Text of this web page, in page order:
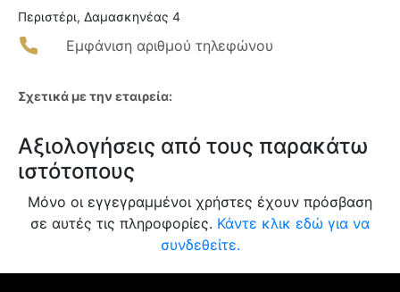
Περιστέρι, Δαμασκηνέας 4
Εμφάνιση αριθμού τηλεφώνου
Σχετικά με την εταιρεία:
Αξιολογήσεις από τους παρακάτω
ιστότοπους
Μόνο οι εγγεγραμμένοι χρήστες έχουν πρόσβαση
σε αυτές τις πληροφορίες. Κάντε κλικ εδώ για να
συνδεθείτε.